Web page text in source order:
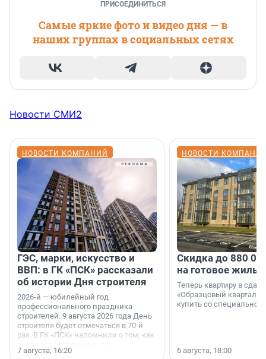
ПРИСОЕДИНИТЬСЯ
Самые яркие фото и видео дня — в
наших группах в социальных сетях
Новости СМИ2
НОВОСТИ КОМПАНИЙ
ГЭС, марки, искусство и
ВВП: в ГК «ПСК» рассказали
об истории Дня строителя
2026-й — юбилейный год
профессионального праздника
строителей. 9 августа 2026 года День
строителя будет отмечаться в 70-й
раз. В ГК «ПСК» напомнили о том, как
поменялась роль строительства.
7 августа, 16:20
НОВОСТИ
Скидка до 880
на готовое
Теперь квартиру в
«Образцовый квартал
купить со специальной
6 августа, 18:00